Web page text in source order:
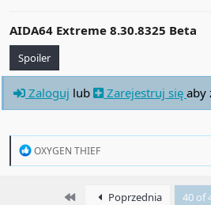
AIDA64 Extreme 8.30.8325 Beta
Spoiler
Zaloguj lub Zarejestruj się aby
R
OXYGEN THIEF
First Poprzednia 40 of